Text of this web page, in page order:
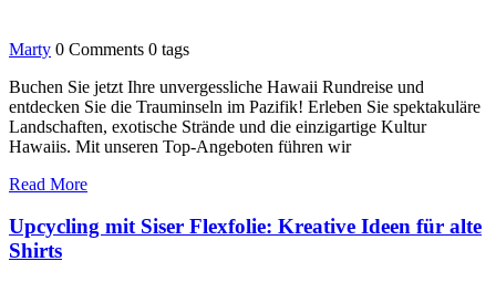
Marty 0 Comments 0 tags
Buchen Sie jetzt Ihre unvergessliche Hawaii Rundreise und
entdecken Sie die Trauminseln im Pazifik! Erleben Sie spektakuläre
Landschaften, exotische Strände und die einzigartige Kultur
Hawaiis. Mit unseren Top-Angeboten führen wir
Read More
Upcycling mit Siser Flexfolie: Kreative Ideen für alte
Shirts